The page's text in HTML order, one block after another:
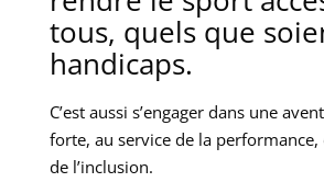
tous, quels que
handicaps.
C’est aussi s’engager dans une
forte, au service de la performance,
de l’inclusion.